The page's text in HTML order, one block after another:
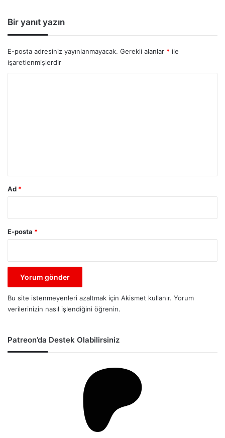
Bir yanıt yazın
E-posta adresiniz yayınlanmayacak. Gerekli alanlar * ile
işaretlenmişlerdir
Ad *
E-posta *
Bu site istenmeyenleri azaltmak için Akismet kullanır. Yorum
verilerinizin nasıl işlendiğini öğrenin.
Patreon’da Destek Olabilirsiniz